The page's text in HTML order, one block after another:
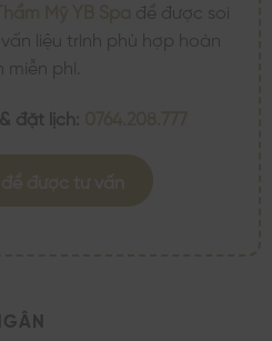
để được soi
liệu trình phù hợp hoàn
miễn phí.
đặt lịch: